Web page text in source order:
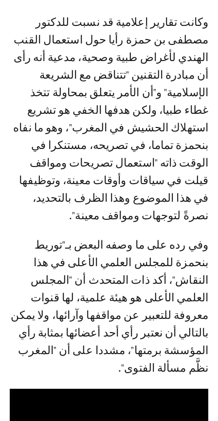
وكانت تقارير إعلامية قد نسبت للدكتور
مصطفى بن حمزة رأيا حول استعمال القنب
الهندي لأغراض طبية وصحية، مدعية أنه رأى
أن مبادرة التقنين "تتناقض مع الشريعة
الإسلامية" و"أن الأمر يتعلق بمحاولة تتخذ
غطاء طبيا، ولكن هدفها الخفي هو تشريع
استهلاك الحشيش في المغرب"، وهو ما نفاه
بنحمزة تماما، في تصريحه، مستنكرا في
الوقت ذاته "استعمال تصريحات ومواقف
قيلت في سياقات وأوقات معينة، وتوظيفها
في هذا الموضوع وهذا الظرف بالتحديد،
نصرةً لتوجهات ومواقف معينة".
وفي رده على ما وصفه البعض بـ"توريط
بنحمزة للمجلس العلمي الأعلى في هذا
النقاش"، أكد ذات المتحدث أن "المجلس
العلمي الأعلى هو هيئة علمية، لها قنوات
معروفة للتعبير عن مواقفها وآرائها، ولا يمكن
بالتالي أن نعتبر رأي أحد أعضائها بمثابة رأي
المؤسشة برمتها"، مشددا على أن "المغرب
نظَّم مسألة الفتوى".